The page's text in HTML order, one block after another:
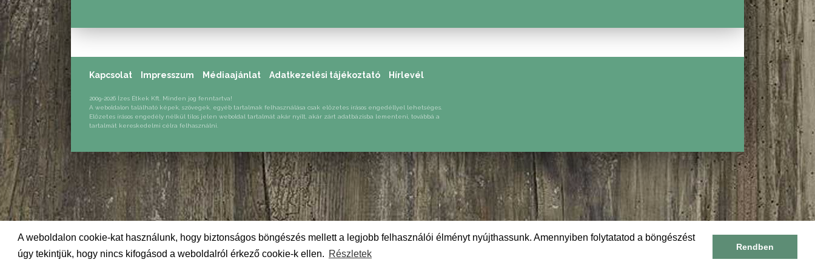
A weboldalon cookie-kat használunk, hogy biztonságos böngészés mellett a legjobb felhasználói élményt nyújthassunk. Amennyiben folytatatod a böngészést
úgy tekintjük, hogy nincs kifogásod a weboldalról érkező cookie-k ellen. Részletek
Rendben
Kapcsolat Impresszum Médiaajánlat Adatkezelési tájékoztató Hírlevél
2009-2026 Ízes Étkek Kft. Minden jog fenntartva!
A weboldalon található képek, szövegek, egyéb tartalmak felhasználása csak előzetes írásos engedéllyel lehetséges.
Előzetes írásos engedély nélkül tilos jelen weboldal tartalmát akár nyílt, akár zárt adatbázisba lementeni, továbbá a
tartalmát kereskedelmi célra felhasználni.